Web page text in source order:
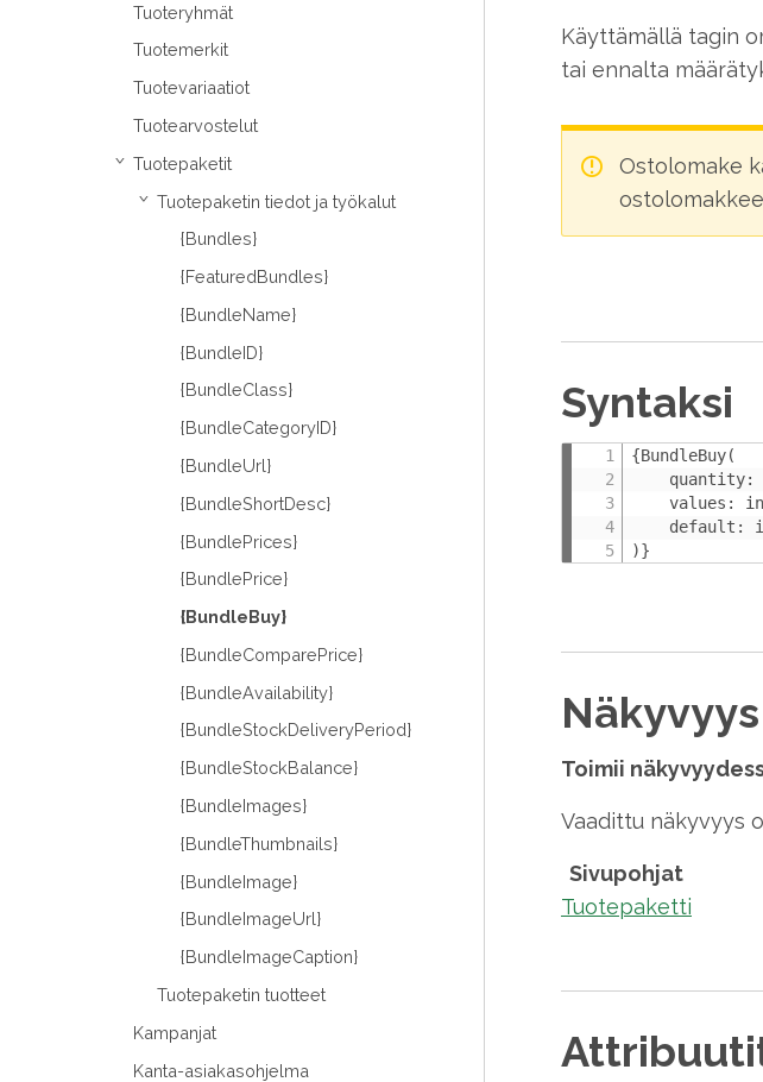
Tuoteryhmät
Tuotemerkit
Tuotevariaatiot
Tuotearvostelut
› Tuotepaketit
› Tuotepaketin tiedot ja työkalut
{Bundles}
{FeaturedBundles}
{BundleName}
{BundleID}
{BundleClass}
{BundleCategoryID}
{BundleUrl}
{BundleShortDesc}
{BundlePrices}
{BundlePrice}
{BundleBuy}
{BundleComparePrice}
{BundleAvailability}
{BundleStockDeliveryPeriod}
{BundleStockBalance}
{BundleImages}
{BundleThumbnails}
{BundleImage}
{BundleImageUrl}
{BundleImageCaption}
Tuotepaketin tuotteet
Kampanjat
Kanta-asiakasohjelma
Käyttämällä tagin
tai ennalta
Ostolomake
Syntaksi
{BundleBuy(
quantity:
values:
default:
)}
Näkyvyys
Toimii
Vaadittu näkyvyys
Sivupohjat
Tuotepaketti